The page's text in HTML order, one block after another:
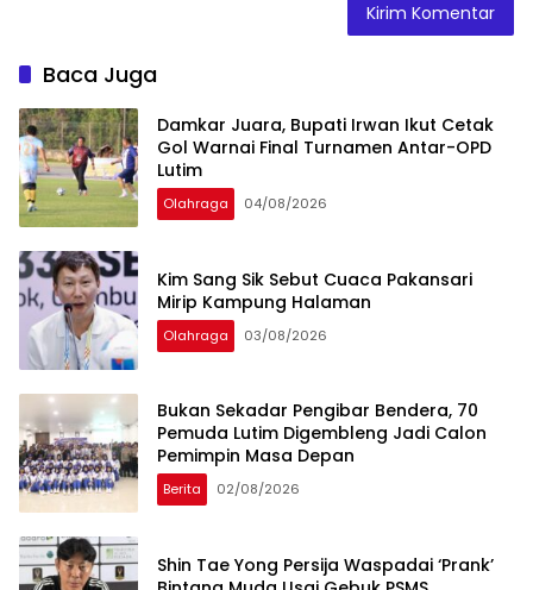
Baca Juga
Damkar Juara, Bupati Irwan Ikut Cetak
Gol Warnai Final Turnamen Antar-OPD
Lutim
Olahraga 04/08/2026
Kim Sang Sik Sebut Cuaca Pakansari
Mirip Kampung Halaman
Olahraga 03/08/2026
‎Bukan Sekadar Pengibar Bendera, 70
Pemuda Lutim Digembleng Jadi Calon
Pemimpin Masa Depan
Berita 02/08/2026
Shin Tae Yong Persija Waspadai ‘Prank’